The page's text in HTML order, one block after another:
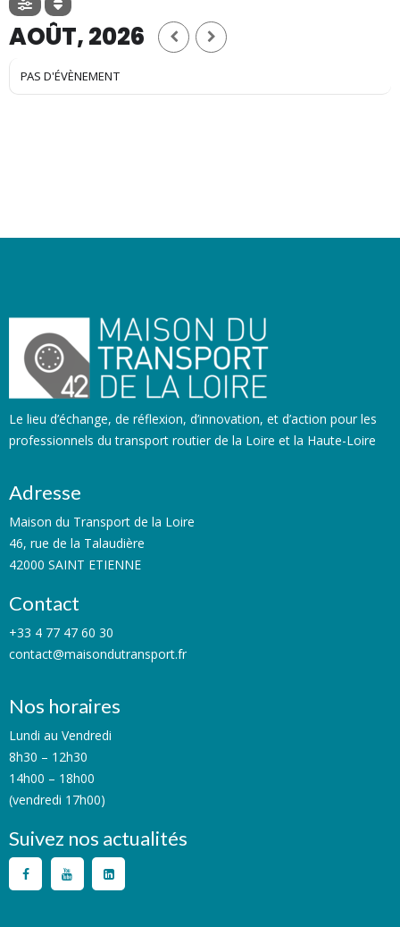
AOÛT, 2026
PAS D'ÉVÈNEMENT
Le lieu d’échange, de réflexion, d’innovation, et d’action pour les
professionnels du transport routier de la Loire et la Haute-Loire
Adresse
Maison du Transport de la Loire
46, rue de la Talaudière
42000 SAINT ETIENNE
Contact
+33 4 77 47 60 30
contact@maisondutransport.fr
Nos horaires
Lundi au Vendredi
8h30 – 12h30
14h00 – 18h00
(vendredi 17h00)
Suivez nos actualités